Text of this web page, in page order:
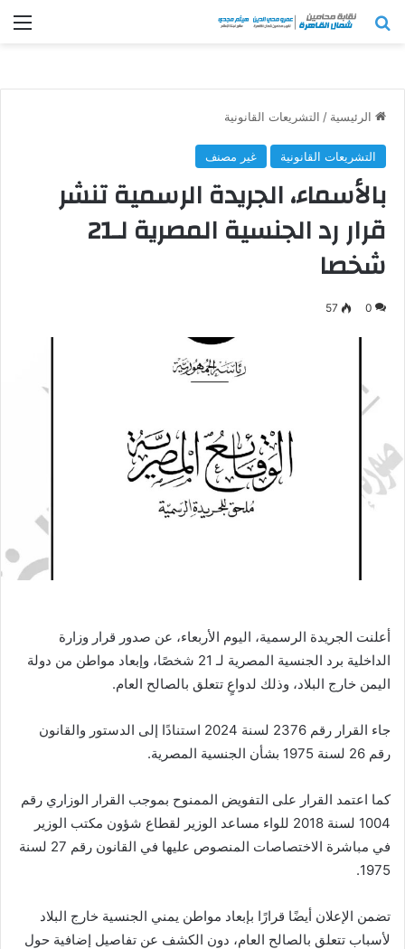
بحث عن
الرئيسية / التشريعات القانونية
التشريعات القانونية غير مصنف
بالأسماء، الجريدة الرسمية تنشر
قرار رد الجنسية المصرية لـ21
شخصا
0
57
أعلنت الجريدة الرسمية، اليوم الأربعاء، عن صدور قرار وزارة
الداخلية برد الجنسية المصرية لـ 21 شخصًا، وإبعاد مواطن من دولة
اليمن خارج البلاد، وذلك لدواعٍ تتعلق بالصالح العام.
جاء القرار رقم 2376 لسنة 2024 استنادًا إلى الدستور والقانون
رقم 26 لسنة 1975 بشأن الجنسية المصرية.
كما اعتمد القرار على التفويض الممنوح بموجب القرار الوزاري رقم
1004 لسنة 2018 للواء مساعد الوزير لقطاع شؤون مكتب الوزير
في مباشرة الاختصاصات المنصوص عليها في القانون رقم 27 لسنة
1975.
تضمن الإعلان أيضًا قرارًا بإبعاد مواطن يمني الجنسية خارج البلاد
لأسباب تتعلق بالصالح العام، دون الكشف عن تفاصيل إضافية حول